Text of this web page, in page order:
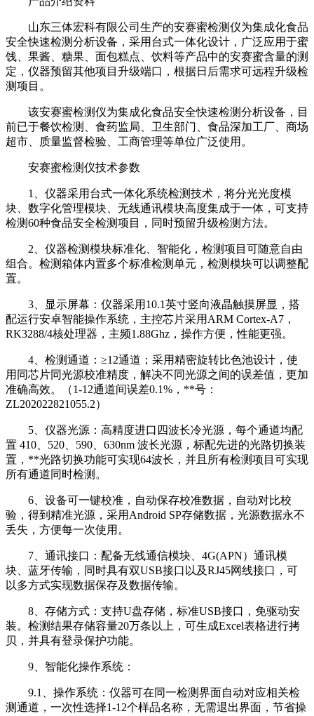
山东三体宏科有限公司生产的安赛蜜检测仪为集成化食品
安全快速检测分析设备，采用台式一体化设计，广泛应用于蜜
饯、果酱、糖果、面包糕点、饮料等产品中的安赛蜜含量的测
定，仪器预留其他项目升级端口，根据日后需求可远程升级检
测项目。
该安赛蜜检测仪为集成化食品安全快速检测分析设备，目
前已于餐饮检测、食药监局、卫生部门、食品深加工厂、商场
超市、质量监督检验、工商管理等单位广泛使用。
安赛蜜检测仪技术参数
1、仪器采用台式一体化系统检测技术，将分光光度模
块、数字化管理模块、无线通讯模块高度集成于一体，可支持
检测60种食品安全检测项目，同时预留升级检测方法。
2、仪器检测模块标准化、智能化，检测项目可随意自由
组合。检测箱体内置多个标准检测单元，检测模块可以调整配
置。
3、显示屏幕：仪器采用10.1英寸竖向液晶触摸屏显，搭
配运行安卓智能操作系统，主控芯片采用ARM Cortex-A7，
RK3288/4核处理器，主频1.88Ghz，操作方便，性能更强。
4、检测通道：≥12通道；采用精密旋转比色池设计，使
用同芯片同光源校准精度，解决不同光源之间的误差值，更加
准确高效。（1-12通道间误差0.1%，**号：
ZL202022821055.2）
5、仪器光源：高精度进口四波长冷光源，每个通道均配
置 410、520、590、630nm 波长光源，标配先进的光路切换装
置，**光路切换功能可实现64波长，并且所有检测项目可实现
所有通道同时检测。
6、设备可一键校准，自动保存校准数据，自动对比校
验，得到精准光源，采用Android SP存储数据，光源数据永不
丢失，方便每一次使用。
7、通讯接口：配备无线通信模块、4G(APN）通讯模
块、蓝牙传输，同时具有双USB接口以及RJ45网线接口，可
以多方式实现数据保存及数据传输。
8、存储方式：支持U盘存储，标准USB接口，免驱动安
装。检测结果存储容量20万条以上，可生成Excel表格进行拷
贝，并具有登录保护功能。
9、智能化操作系统：
9.1、操作系统：仪器可在同一检测界面自动对应相关检
测通道，一次性选择1-12个样品名称，无需退出界面，节省操